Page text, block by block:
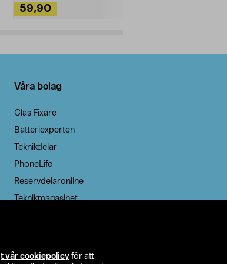
vår cookiepolicy för att
59,90
Våra bolag
Clas Fixare
Batteriexperten
Teknikdelar
PhoneLife
Reservdelaronline
Teknikmagasinet